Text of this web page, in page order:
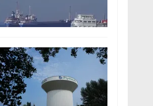
Podcast
EMagazine
Photo
Infographic
Góc ảnh